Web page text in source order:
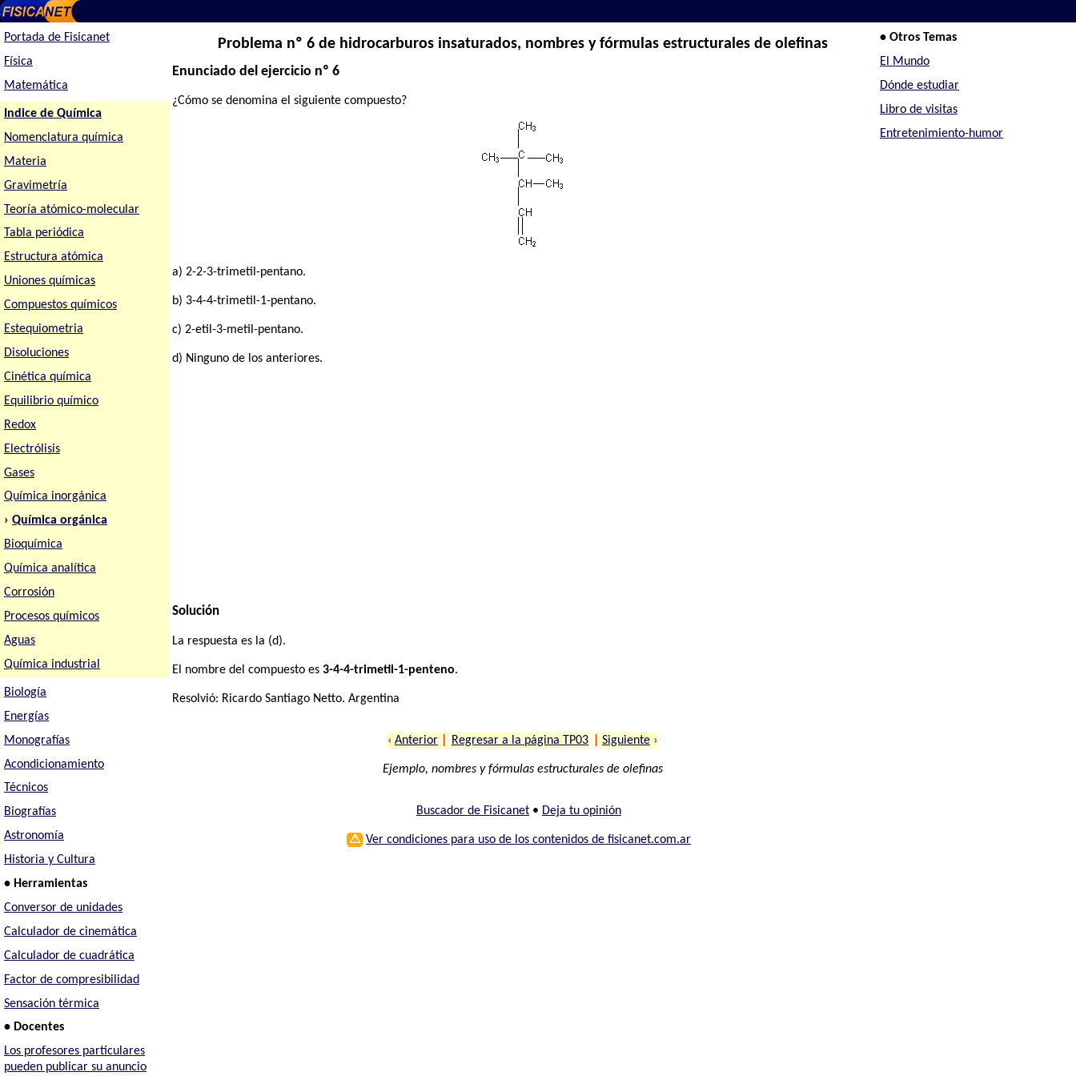
Portada de Fisicanet
Física
Matemática
Indice de Química
Nomenclatura química
Materia
Gravimetría
Teoría atómico-molecular
Tabla periódica
Estructura atómica
Uniones químicas
Compuestos químicos
Estequiometria
Disoluciones
Cinética química
Equilibrio químico
Redox
Electrólisis
Gases
Química inorgánica
› Química orgánica
Bioquímica
Química analítica
Corrosión
Procesos químicos
Aguas
Química industrial
Biología
Energías
Monografías
Acondicionamiento
Técnicos
Biografías
Astronomía
Historia y Cultura
• Herramientas
Conversor de unidades
Calculador de cinemática
Calculador de cuadrática
Factor de compresibilidad
Sensación térmica
• Docentes
Los profesores particulares
pueden publicar su anuncio
Problema nº 6 de hidrocarburos insaturados, nombres y fórmulas estructurales de olefinas
Enunciado del ejercicio nº 6
¿Cómo se denomina el siguiente compuesto?
a) 2-2-3-trimetil-pentano.
b) 3-4-4-trimetil-1-pentano.
c) 2-etil-3-metil-pentano.
d) Ninguno de los anteriores.
Solución
La respuesta es la (d).
El nombre del compuesto es3-4-4-trimetil-1-penteno.
Resolvió: Ricardo Santiago Netto. Argentina
‹ Anterior Regresar a la página TP03 Siguiente ›
Ejemplo, nombres y fórmulas estructurales de olefinas
Buscador de Fisicanet• Deja tu opinión
⚠ Ver condiciones para uso de los contenidos de fisicanet.com.ar
• Otros Temas
El Mundo
Dónde estudiar
Libro de visitas
Entretenimiento-humor